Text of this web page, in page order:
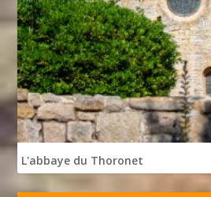
L'abbaye du Thoronet